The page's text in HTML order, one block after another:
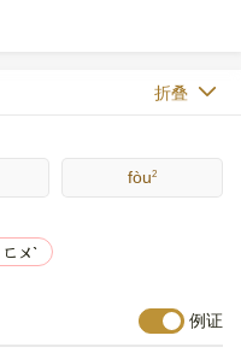
折叠
fòu2
ㄈㄨˋ
例证